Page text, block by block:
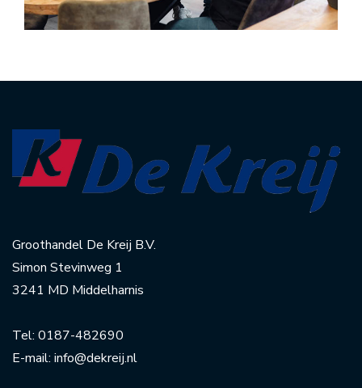
Groothandel De Kreij B.V.
Simon Stevinweg 1
3241 MD Middelharnis
Tel: 0187-482690
E-mail: info@dekreij.nl